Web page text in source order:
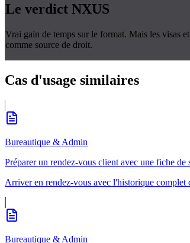
Le verdict NXUS
Vrai gain de temps sur le format. Mais les visas
comme source de droit.
Cas d'usage similaires
Bureautique & Admin
Préparer un rendez-vous client avec une fiche de
Arriver en rendez-vous avec l'historique complet
Bureautique & Admin